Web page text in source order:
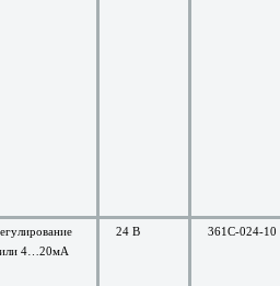
4…20мА
24 В 361C-024-10